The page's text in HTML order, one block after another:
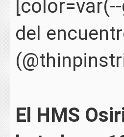
del
El HMS